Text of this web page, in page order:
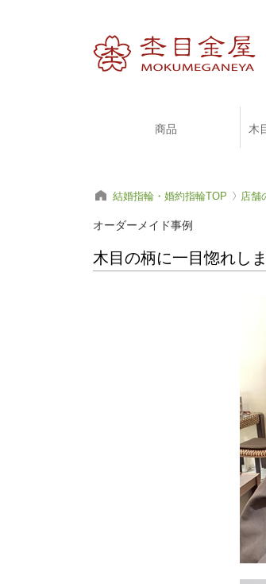
商品 木
結婚指輪・婚約指輪TOP 店舗
オーダーメイド事例
木目の柄に一目惚れし